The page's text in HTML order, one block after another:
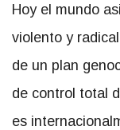
Hoy el mundo
violento y
de un plan
de control total
es